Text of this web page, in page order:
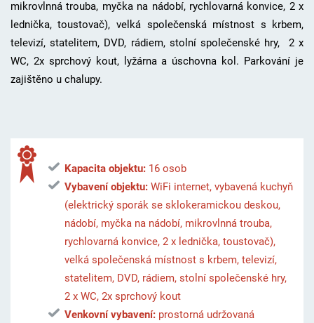
mikrovlnná trouba, myčka na nádobí, rychlovarná konvice, 2 x
lednička, toustovač), velká společenská místnost s krbem,
televizí, statelitem, DVD, rádiem, stolní společenské hry, 2 x
WC, 2x sprchový kout, lyžárna a úschovna kol. Parkování je
zajištěno u chalupy.
Kapacita objektu:16 osob
Vybavení objektu:WiFi internet, vybavená kuchyň
(elektrický sporák se sklokeramickou deskou,
nádobí, myčka na nádobí, mikrovlnná trouba,
rychlovarná konvice, 2 x lednička, toustovač),
velká společenská místnost s krbem, televizí,
statelitem, DVD, rádiem, stolní společenské hry,
2 x WC, 2x sprchový kout
Venkovní vybavení: prostorná udržovaná